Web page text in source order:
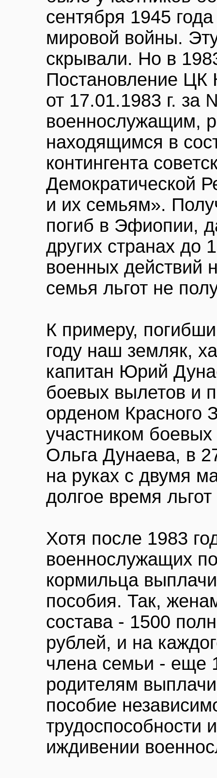
сентября 1945
мировой войны.
скрывали. Но в
Постановление
от 17.01.1983 г. за
военнослужащим,
находящимся в
контингента
Демократической
и их семьям».
погиб в Эфиопии,
других странах до
военных действий
семья льгот не
К примеру,
году наш земляк,
капитан Юрий
боевых вылетов и
орденом Красного
участником
Ольга Дунаева, в
на руках с двумя
долгое время
Хотя после 1983
военнослужащих
кормильца
пособия. Так,
состава - 1500
рублей, и на
члена семьи - еще
родителям
пособие
трудоспособности
иждивении